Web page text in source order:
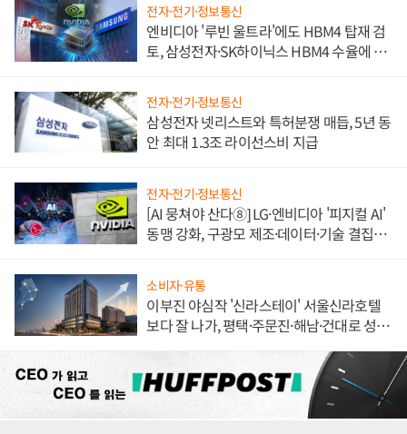
전자·전기·정보통신
엔비디아 '루빈 울트라'에도 HBM4 탑재 검
토, 삼성전자·SK하이닉스 HBM4 수율에 주
전자·전기·정보통신
삼성전자 넷리스트와 특허분쟁 매듭, 5년 동
안 최대 1.3조 라이선스비 지급
전자·전기·정보통신
[AI 뭉쳐야 산다⑧] LG·엔비디아 '피지컬 AI'
동맹 강화, 구광모 제조·데이터·기술 결집
소비자·유통
이부진 야심작 '신라스테이' 서울신라호텔
보다 잘 나가, 평택·주문진·해남·건대로 성